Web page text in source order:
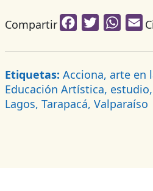
Compartir FacebookTwitter
Etiquetas: Acciona, arte en
Educación Artística,
Lagos, Tarapacá, Valparaíso